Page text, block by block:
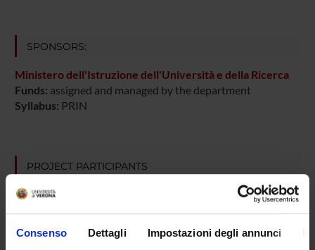
Consenso Dettagli Impostazioni degli annunci
SPONSORS:
Ministero dell'Istruzione dell'Università e della Ricerca
Funds: assigned and managed by the department
Syllabus: PRIN
PROJECT PARTICIPANTS
Marzia Di Chio
Technical-administrative staff
Elena Formaggio